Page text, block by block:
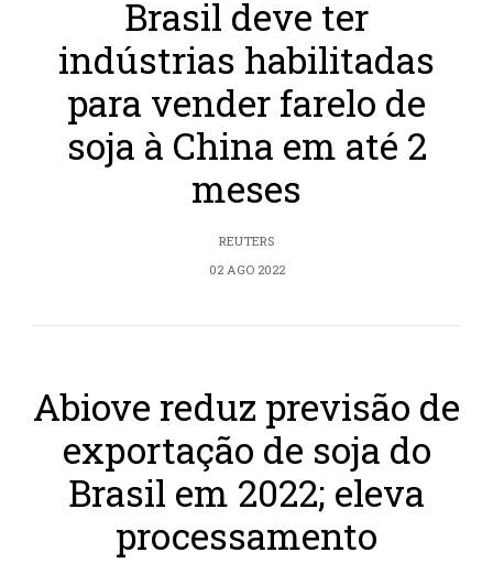
Brasil deve ter
indústrias habilitadas
para vender farelo de
soja à China em até 2
meses
REUTERS
02 AGO 2022
Abiove reduz previsão de
exportação de soja do
Brasil em 2022; eleva
processamento